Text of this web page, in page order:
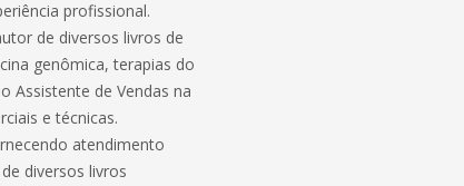
profissional.
de diversos livros de
genômica, terapias do
Assistente de Vendas na
e técnicas.
atendimento
diversos livros